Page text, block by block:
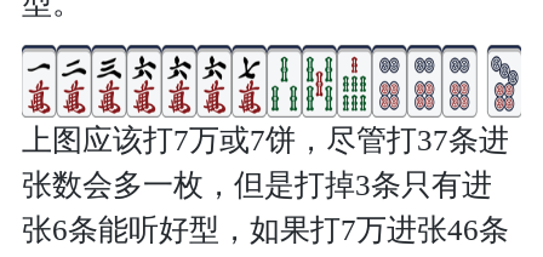
上图应该打7万或7饼，尽管打37条进
张数会多一枚，但是打掉3条只有进
张6条能听好型，如果打7万进张46条